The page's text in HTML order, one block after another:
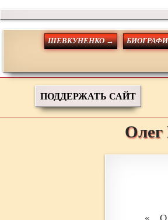
ШЕВКУНЕНКО →
ПОДДЕРЖАТЬ САЙТ
Олег